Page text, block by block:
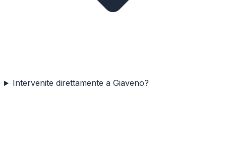
Intervenite direttamente a Giaveno?